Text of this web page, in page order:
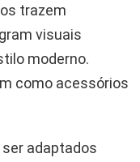
trazem
visuais
moderno.
como acessórios
adaptados